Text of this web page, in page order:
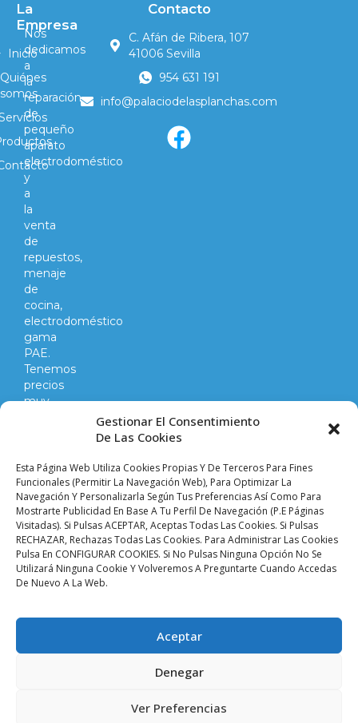
Gestionar El Consentimiento
De Las Cookies
Esta Página Web Utiliza Cookies Propias Y De Terceros Para Fines
Funcionales (permitir La Navegación Web), Para Optimizar La
Navegación Y Personalizarla Según Tus Preferencias Así Como Para
Mostrarte Publicidad En Base A Tu Perfil De Navegación (p.e Páginas
Visitadas). Si Pulsas ACEPTAR, Aceptas Todas Las Cookies. Si Pulsas
RECHAZAR, Rechazas Todas Las Cookies. Para Administrar Las Cookies
Pulsa En CONFIGURAR COOKIES. Si No Pulsas Ninguna Opción No Se
Utilizará Ninguna Cookie Y Volveremos A Preguntarte Cuando Accedas
De Nuevo A La Web.
Aceptar
Denegar
Ver Preferencias
Nos
dedicamos
a
la
reparación
de
pequeño
aparato
electrodoméstico
y
a
la
venta
de
repuestos,
menaje
de
cocina,
electrodoméstico
gama
PAE.
Tenemos
precios
muy
competitivos
lo
que
hacemos
y
vendemos.
La
Empresa
Inicio
Quiénes
somos
Contacto
C. Afán de Ribera, 107
41006 Sevilla
954 631 191
info@palaciodelasplanchas.com
Aviso legal |
Condiciones de venta y envíos |